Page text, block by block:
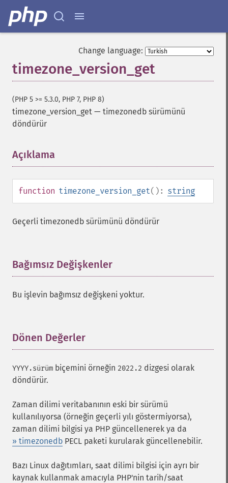
Change language:
timezone_version_get
(PHP 5 >= 5.3.0, PHP 7, PHP 8)
timezone_version_get — timezonedb sürümünü
döndürür
Açıklama
function timezone_version_get(): string
Geçerli timezonedb sürümünü döndürür
Bağımsız Değişkenler
Bu işlevin bağımsız değişkeni yoktur.
Dönen Değerler
YYYY.sürüm biçemini örneğin 2022.2 dizgesi olarak
döndürür.
Zaman dilimi veritabanının eski bir sürümü
kullanılıyorsa (örneğin geçerli yılı göstermiyorsa),
zaman dilimi bilgisi ya PHP güncellenerek ya da
» timezonedb PECL paketi kurularak güncellenebilir.
Bazı Linux dağıtımları, saat dilimi bilgisi için ayrı bir
kaynak kullanmak amacıyla PHP'nin tarih/saat